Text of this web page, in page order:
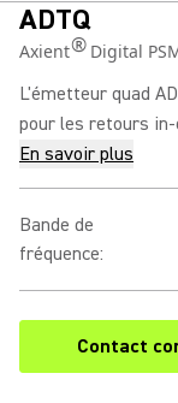
ADTQ
Axient®Digital
L'émetteur quad
pour les retours
En savoir plus
Bande de
fréquence:
Contact